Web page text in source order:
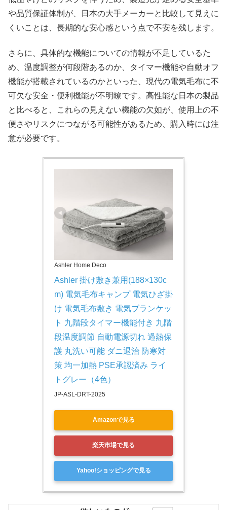
や品質保証体制が、日本の大手メーカーと比較して見えに
くいことは、長期的な安心感という点で不安を残します。
さらに、具体的な機能についての情報が不足しているた
め、温度調整が何段階あるのか、タイマー機能や自動オフ
機能が搭載されているのかといった、現代の電気毛布に不
可欠な安全・便利機能が不明瞭です。高性能な日本の製品
と比べると、これらの見えない機能の欠如が、使用上の不
便さやリスクにつながる可能性があるため、購入時には注
意が必要です。
Ashler Home Deco
Ashler 掛け敷き兼用(188×130c
m) 電気毛布キャンプ 電気ひざ掛
け 電気毛布敷き 電気ブランケッ
ト 九階段タイマー機能付き 九階
段温度調節 自動電源切れ 過熱保
護 丸洗い可能 ダニ退治 防寒対
策 均一加熱 PSE承認済み ライ
トグレー（4色）
JP-ASL-DRT-2025
Amazonで見る
楽天市場で見る
Yahoo!ショッピングで見る